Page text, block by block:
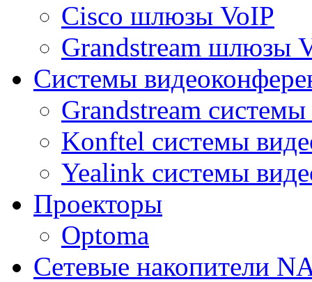
Cisco шлюзы VoIP
Grandstream шлюзы
Системы
Grandstream
Konftel системы
Yealink системы
Проекторы
Optoma
Сетевые накопители